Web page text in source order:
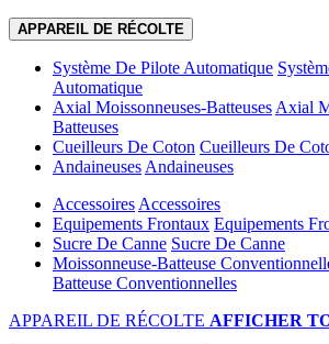
APPAREIL DE RÉCOLTE
Système De Pilote Automatique
Automatique
Axial Moissonneuses-Batteuses Axial
Batteuses
Cueilleurs De Coton Cueilleurs De
Andaineuses Andaineuses
Accessoires Accessoires
Equipements Frontaux Equipements
Sucre De Canne Sucre De Canne
Moissonneuse-Batteuse
Batteuse Conventionnelles
APPAREIL DE RÉCOLTE AFFICHER